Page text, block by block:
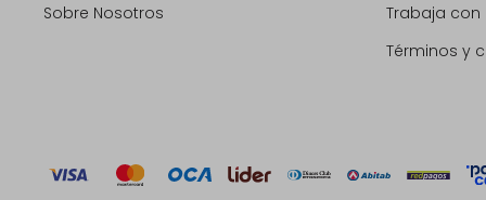
Sobre Nosotros
Trabaja
Términos y